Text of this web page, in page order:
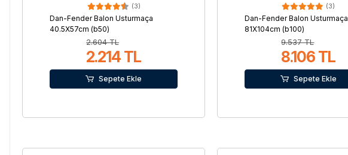
(3)
Dan-Fender Balon Usturmaça
40.5X57cm (b50)
2.604 TL
2.214 TL
Sepete Ekle
(3)
Dan-Fender Balon Usturmaça
81X104cm (b100)
9.537 TL
8.106 TL
Sepete Ekle